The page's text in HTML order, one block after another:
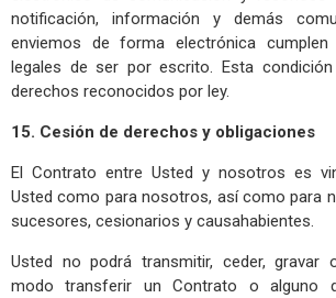
notificación, información y demás
enviemos de forma electrónica
legales de ser por escrito. Esta
derechos reconocidos por ley.
15. Cesión de derechos y obligaciones
El Contrato entre Usted y nosotros es
Usted como para nosotros, así como para
sucesores, cesionarios y causahabientes.
Usted no podrá transmitir, ceder, gravar
modo transferir un Contrato o alguno